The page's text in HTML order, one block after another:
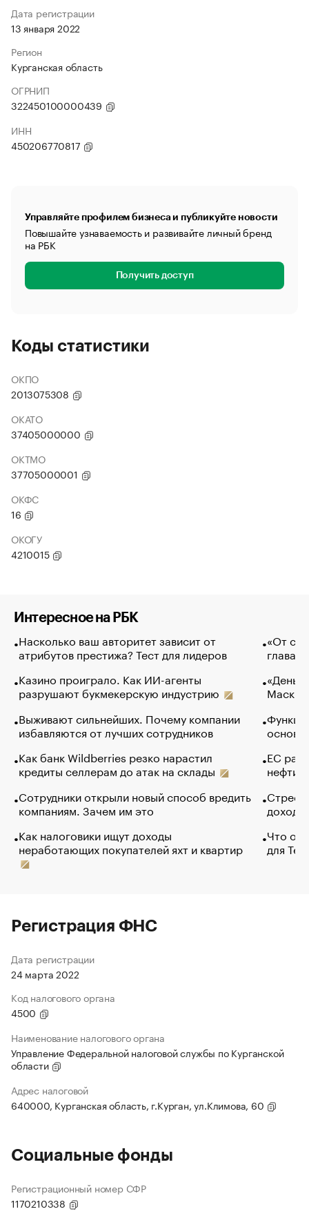
Дата регистрации
13 января 2022
Регион
Курганская область
ОГРНИП
322450100000439
ИНН
450206770817
Управляйте профилем бизнеса и публикуйте новости
Повышайте узнаваемость и развивайте личный бренд
на РБК
Получить доступ
Коды статистики
ОКПО
2013075308
ОКАТО
37405000000
ОКТМО
37705000001
ОКФС
16
ОКОГУ
4210015
Интересное на РБК
Насколько ваш авторитет зависит от
атрибутов престижа? Тест для лидеров
Казино проиграло. Как ИИ-агенты
разрушают букмекерскую индустрию
Выживают сильнейших. Почему компании
избавляются от лучших сотрудников
Как банк Wildberries резко нарастил
кредиты селлерам до атак на склады
Сотрудники открыли новый способ вредить
компаниям. Зачем им это
Как налоговики ищут доходы
неработающих покупателей яхт и квартир
«От
глава
Маск в
основ
ЕС
нефти
Что
для
Регистрация ФНС
Дата регистрации
24 марта 2022
Код налогового органа
4500
Наименование налогового органа
Управление Федеральной налоговой службы по Курганской
области
Адрес налоговой
640000, Курганская область, г.Курган, ул.Климова, 60
Социальные фонды
Регистрационный номер СФР
1170210338